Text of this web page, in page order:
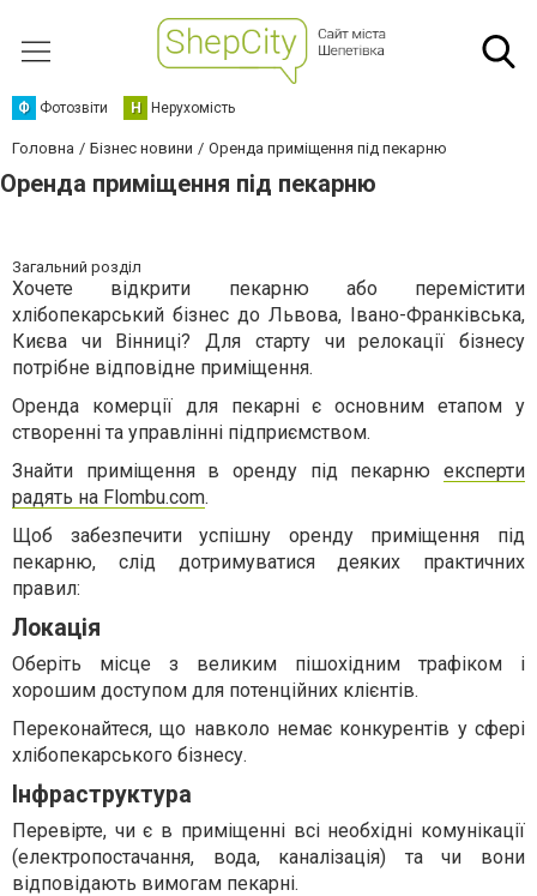
Ф Фотозвіти Н Нерухомість
Головна Бізнес новини Оренда приміщення під пекарню
Оренда приміщення під пекарню
Загальний розділ
Хочете відкрити пекарню або перемістити
хлібопекарський бізнес до Львова, Івано-Франківська,
Києва чи Вінниці? Для старту чи релокації бізнесу
потрібне відповідне приміщення.
Оренда комерції для пекарні є основним етапом у
створенні та управлінні підприємством.
Знайти приміщення в оренду під пекарню експерти
радять на Flombu.com.
Щоб забезпечити успішну оренду приміщення під
пекарню, слід дотримуватися деяких практичних
правил:
Локація
Оберіть місце з великим пішохідним трафіком і
хорошим доступом для потенційних клієнтів.
Переконайтеся, що навколо немає конкурентів у сфері
хлібопекарського бізнесу.
Інфраструктура
Перевірте, чи є в приміщенні всі необхідні комунікації
(електропостачання, вода, каналізація) та чи вони
відповідають вимогам пекарні.